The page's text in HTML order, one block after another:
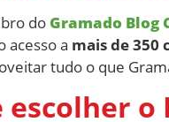
do Gramado Blog
acesso a mais de 350
tudo o que
escolher o